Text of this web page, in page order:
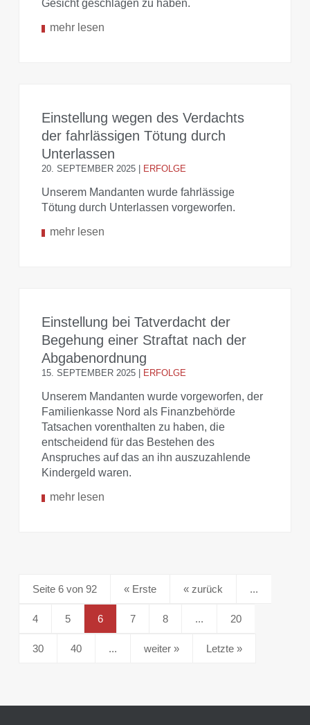
Gesicht geschlagen zu haben.
mehr lesen
Einstellung wegen des Verdachts
der fahrlässigen Tötung durch
Unterlassen
20. SEPTEMBER 2025 ERFOLGE
Unserem Mandanten wurde fahrlässige
Tötung durch Unterlassen vorgeworfen.
mehr lesen
Einstellung bei Tatverdacht der
Begehung einer Straftat nach der
Abgabenordnung
15. SEPTEMBER 2025 ERFOLGE
Unserem Mandanten wurde vorgeworfen, der
Familienkasse Nord als Finanzbehörde
Tatsachen vorenthalten zu haben, die
entscheidend für das Bestehen des
Anspruches auf das an ihn auszuzahlende
Kindergeld waren.
mehr lesen
Seite 6 von 92 « Erste « ...
4 5 6 7 8 ... 20
30 40 ... » Letzte »